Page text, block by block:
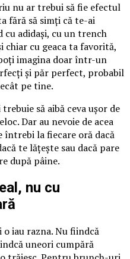
nu ar trebui să fie efectul
fără să simți că te-ai
cu adidași, cu un trench
chiar cu geaca ta favorită,
imagina doar într-un
și păr perfect, probabil
pe tine.
să aibă ceva ușor de
Dar au nevoie de acea
întrebi la fiecare oră dacă
te lățește sau dacă pare
după pâine.
nu cu
iau razna. Nu fiindcă
uneori cumpără